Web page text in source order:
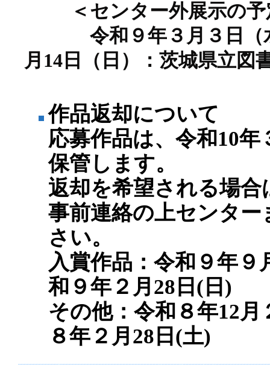
＜センター外展示の予
令和９年３月３日（
月14日（日）：茨城県立図
作品返却について
応募作品は、令和10年
保管します。
返却を希望される場合
事前連絡の上センタ
さい。
入賞作品：令和９年９
和９年２月28日(日)
その他：令和８年12
８年２月28日(土)